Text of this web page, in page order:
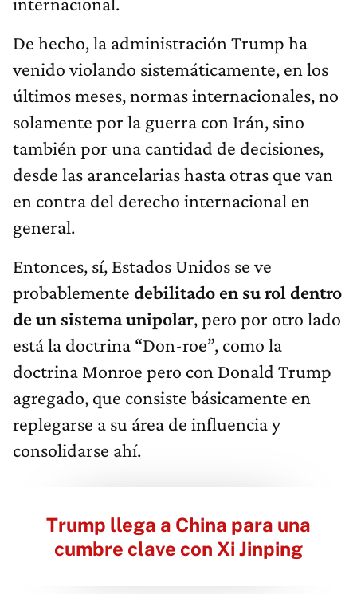
De hecho, la administración Trump ha
venido violando sistemáticamente, en los
últimos meses, normas internacionales, no
solamente por la guerra con Irán, sino
también por una cantidad de decisiones,
desde las arancelarias hasta otras que van
en contra del derecho internacional en
general.
Entonces, sí, Estados Unidos se ve
probablemente debilitado en su rol dentro
de un sistema unipolar, pero por otro lado
está la doctrina “Don-roe”, como la
doctrina Monroe pero con Donald Trump
agregado, que consiste básicamente en
replegarse a su área de influencia y
consolidarse ahí.
Trump llega a China para una
cumbre clave con Xi Jinping